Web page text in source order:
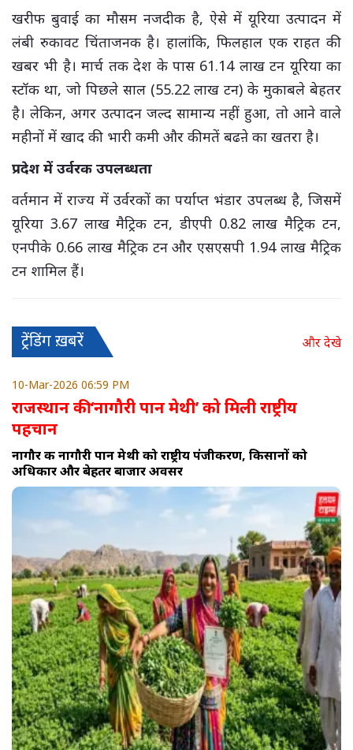
खरीफ बुवाई का मौसम नजदीक है, ऐसे में यूरिया उत्पादन में
लंबी रुकावट चिंताजनक है। हालांकि, फिलहाल एक राहत की
खबर भी है। मार्च तक देश के पास 61.14 लाख टन यूरिया का
स्टॉक था, जो पिछले साल (55.22 लाख टन) के मुकाबले बेहतर
है। लेकिन, अगर उत्पादन जल्द सामान्य नहीं हुआ, तो आने वाले
महीनों में खाद की भारी कमी और कीमतें बढऩे का खतरा है।
प्रदेश में उर्वरक उपलब्धता
वर्तमान में राज्य में उर्वरकों का पर्याप्त भंडार उपलब्ध है, जिसमें
यूरिया 3.67 लाख मैट्रिक टन, डीएपी 0.82 लाख मैट्रिक टन,
एनपीके 0.66 लाख मैट्रिक टन और एसएसपी 1.94 लाख मैट्रिक
टन शामिल हैं।
ट्रेंडिंग ख़बरें और देखे
10-Mar-2026 06:59 PM
राजस्थान की ‘नागौरी पान मेथी’ को मिली राष्ट्रीय
पहचान
नागौर की नागौरी पान मेथी को राष्ट्रीय पंजीकरण, किसानों को
अधिकार और बेहतर बाजार अवसर